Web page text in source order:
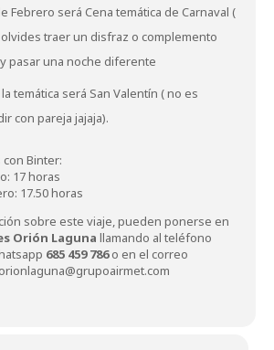
Febrero será Cena temática de Carnaval (
traer un disfraz o complemento
pasar una noche diferente
temática será San Valentín ( no es
con pareja jajaja).
Binter:
17 horas
17.50 horas
sobre este viaje, pueden ponerse en
Orión Laguna llamando al teléfono
685 459 786o en el correo